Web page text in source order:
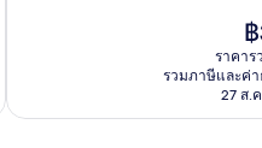
ร
ปั
คือ
฿
ราคาร
รวมภาษีและค่า
27 ส.